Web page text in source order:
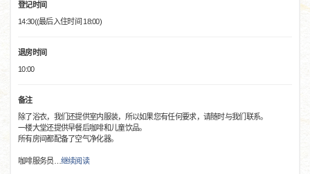
登记时间
14:30((最后入住时间 18:00)
退房时间
10:00
备注
除了浴衣，我们还提供室内服装，所以如果您有任何要求，请随时与我们联系。
一楼大堂还提供早餐后咖啡和儿童饮品。
所有房间都配备了空气净化器。
咖啡服务员 继续阅读